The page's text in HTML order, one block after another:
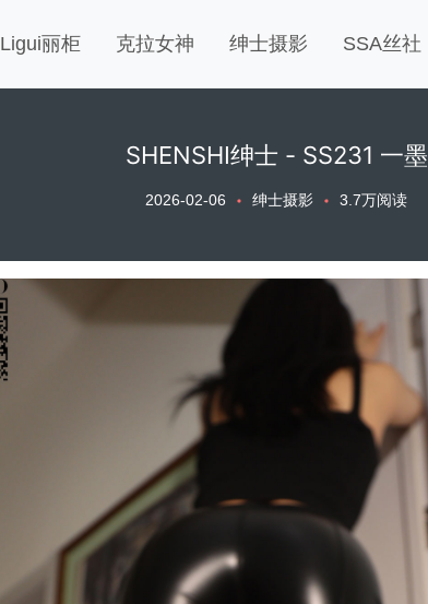
Ligui丽柜 克拉女神 绅士摄影 SSA丝社
SHENSHI绅士 - SS231 一墨
2026-02-06 绅士摄影 3.7万阅读